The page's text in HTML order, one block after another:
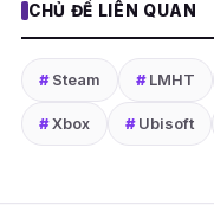
CHỦ ĐỀ LIÊN QUAN
#Steam #LMHT
#Xbox #Ubisoft